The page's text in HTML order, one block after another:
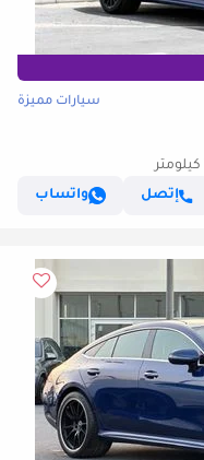
سيارات مميزة
إتصل
واتساب